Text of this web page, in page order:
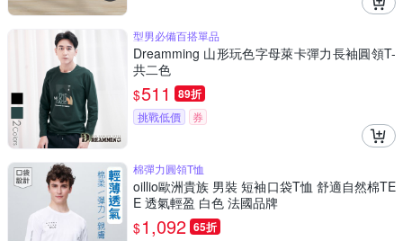
型男必備百搭單品
Dreamming 山形玩色字母萊卡彈力長袖圓領T-
共二色
$511 89折
挑戰低價 券
棉彈力圓領T恤
oillio歐洲貴族 男裝 短袖口袋T恤 舒適自然棉TE
E 透氣輕盈 白色 法國品牌
$1,092 65折